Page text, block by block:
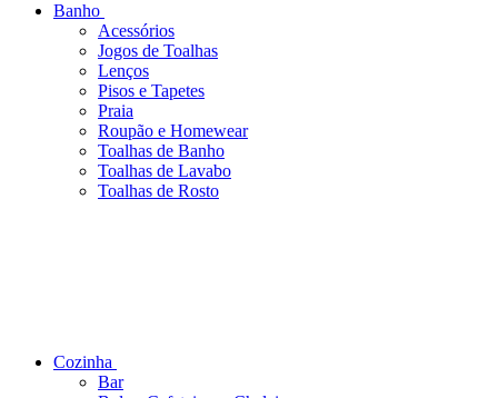
Banho
Acessórios
Jogos de Toalhas
Lenços
Pisos e Tapetes
Praia
Roupão e Homewear
Toalhas de Banho
Toalhas de Lavabo
Toalhas de Rosto
Cozinha
Bar